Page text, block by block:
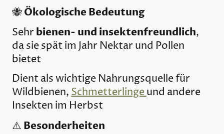
🐝Ökologische Bedeutung
Sehr bienen- und insektenfreundlich,
da sie spät im Jahr Nektar und Pollen
bietet
Dient als wichtige Nahrungsquelle für
Wildbienen,Schmetterlingeund andere
Insekten im Herbst
⚠️ Besonderheiten